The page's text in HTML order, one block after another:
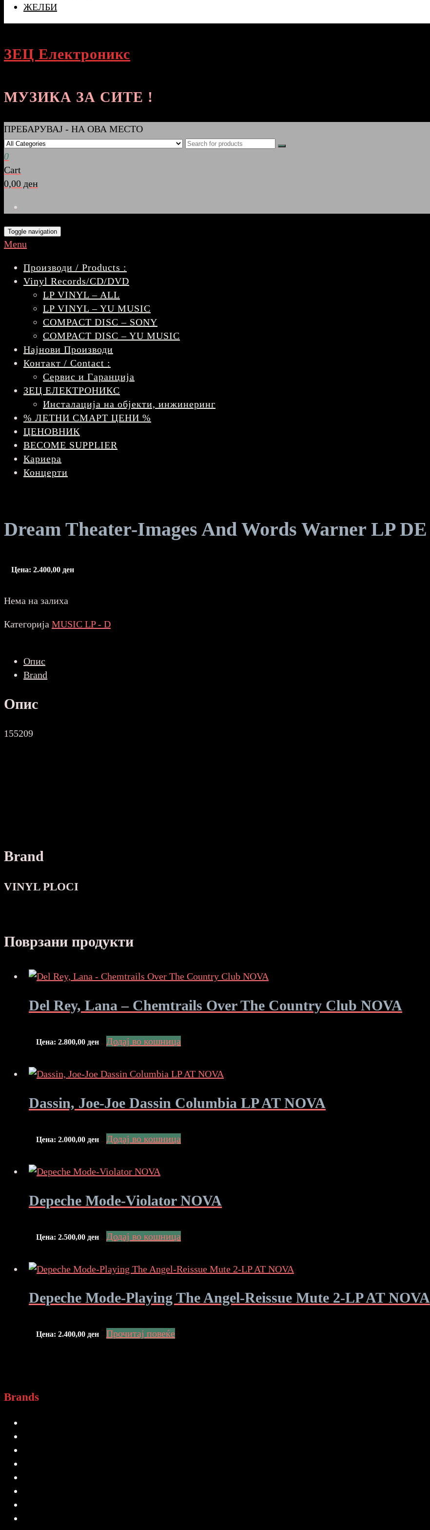
ЖЕЛБИ
ЗЕЦ Електроникс
МУЗИКА ЗА СИТЕ !
ПРЕБАРУВАЈ - НА ОВА МЕСТО
0
Cart
0,00 ден
Toggle navigation
Menu
Производи / Products :
Vinyl Records/CD/DVD
LP VINYL – ALL
LP VINYL – YU MUSIC
COMPACT DISC – SONY
COMPACT DISC – YU MUSIC
Најнови Производи
Контакт / Contact :
Сервис и Гаранција
ЗЕЦ ЕЛЕКТРОНИКС
Инсталација на објекти, инжинеринг
% ЛЕТНИ СМАРТ ЦЕНИ %
ЦЕНОВНИК
BECOME SUPPLIER
Кариера
Концерти
Dream Theater-Images And Words Warner LP DE
Цена: 2.400,00 ден
Нема на залиха
Категорија MUSIC LP - D
Опис
Brand
Опис
155209
Brand
VINYL PLOCI
Поврзани продукти
Del Rey, Lana – Chemtrails Over The Country Club NOVA
Цена: 2.800,00 ден Додај во кошница
Dassin, Joe-Joe Dassin Columbia LP AT NOVA
Цена: 2.000,00 ден Додај во кошница
Depeche Mode-Violator NOVA
Цена: 2.500,00 ден Додај во кошница
Depeche Mode-Playing The Angel-Reissue Mute 2-LP AT NOVA
Цена: 2.400,00 ден Прочитај повеќе
Brands